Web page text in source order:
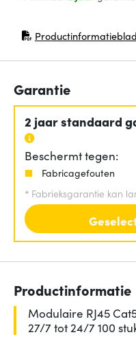
Productinformatieblad
(opent in nieuw venster)
Garantie
2 jaar standaard
Beschermt tegen:
Fabricagefouten
* Fabrieksgarantie kan
Productinformatie
Modulaire RJ45
27/7 tot 24/7 100